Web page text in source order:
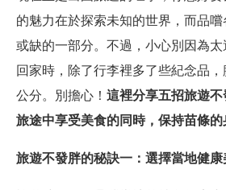
的魅力在於探索未知的世界，而品嚐
或缺的一部分。不過，小心別因為
回家時，除了行李裡多了些紀念品
公分。別擔心！ 這裡分享五招旅遊
旅途中享受美食的同時，保持苗條的
旅遊不發胖的秘訣一：選擇當地健康